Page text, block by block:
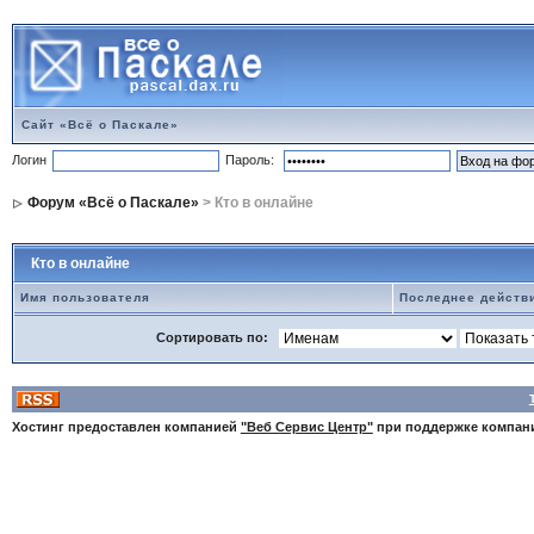
Сайт «Всё о Паскале»
Логин Пароль:
Форум «Всё о Паскале» > Кто в онлайне
Кто в онлайне
Имя пользователя Последнее
Сортировать по:
Хостинг предоставлен компанией "Веб Сервис Центр"при поддержке